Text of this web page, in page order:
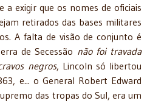
a exigir que os nomes de oficiais
retirados das bases militares
A falta de visão de conjunto é
de Secessão não foi travada
negros, Lincoln só libertou
e... o General Robert Edward
das tropas do Sul, era um